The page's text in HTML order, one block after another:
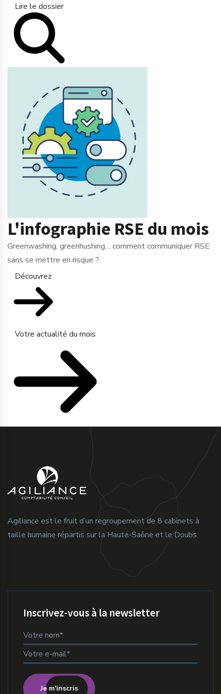
Lire le dossier
L'infographie RSE du mois
Greenwashing, greenhushing… comment communiquer RSE
sans se mettre en risque ?
Découvrez
Votre actualité du mois
Agiliance est le fruit d’un regroupement de 8 cabinets à
taille humaine répartis sur la Haute-Saône et le Doubs.
Inscrivez-vous à la newsletter
Je m'inscris